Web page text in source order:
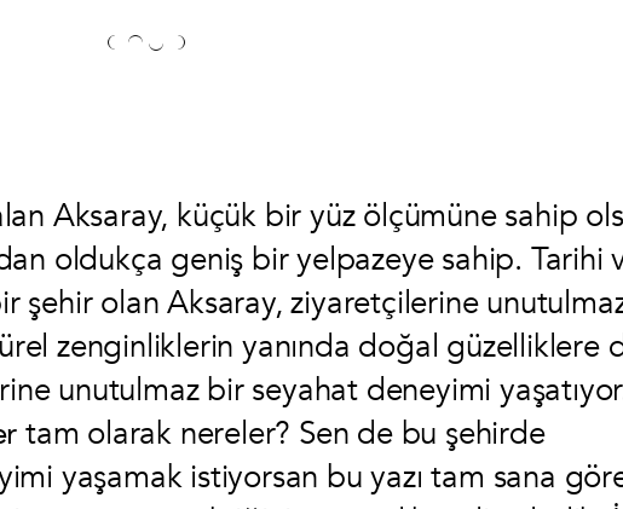
Aksaray, küçük bir yüz ölçümüne sahip
oldukça geniş bir yelpazeye sahip. Tarihi
şehir olan Aksaray, ziyaretçilerine
zenginliklerin yanında doğal güzelliklere
unutulmaz bir seyahat deneyimi
tam olarak nereler? Sen de bu şehirde
yaşamak istiyorsan bu yazı tam sana